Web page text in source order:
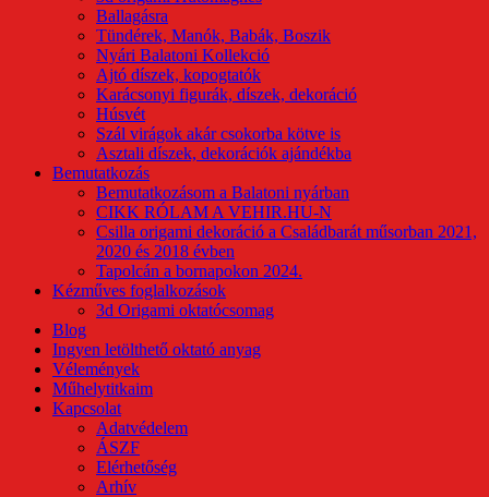
Ballagásra
Tündérek, Manók, Babák, Boszik
Nyári Balatoni Kollekció
Ajtó díszek, kopogtatók
Karácsonyi figurák, díszek, dekoráció
Húsvét
Szál virágok akár csokorba kötve is
Asztali díszek, dekorációk ajándékba
Bemutatkozás
Bemutatkozásom a Balatoni nyárban
CIKK RÓLAM A VEHIR.HU-N
Csilla origami dekoráció a Családbarát műsorban 2021,
2020 és 2018 évben
Tapolcán a bornapokon 2024.
Kézműves foglalkozások
3d Origami oktatócsomag
Blog
Ingyen letölthető oktató anyag
Vélemények
Műhelytitkaim
Kapcsolat
Adatvédelem
ÁSZF
Elérhetőség
Arhív